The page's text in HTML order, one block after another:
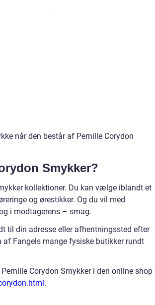
når den består af Pernille Corydon
Smykker?
kollektioner. Du kan vælge iblandt et
og ørestikker. Og du vil med
i modtagerens – smag.
til din adresse eller afhentningssted efter
af Fangels mange fysiske butikker rundt
Corydon Smykker i den online shop
.